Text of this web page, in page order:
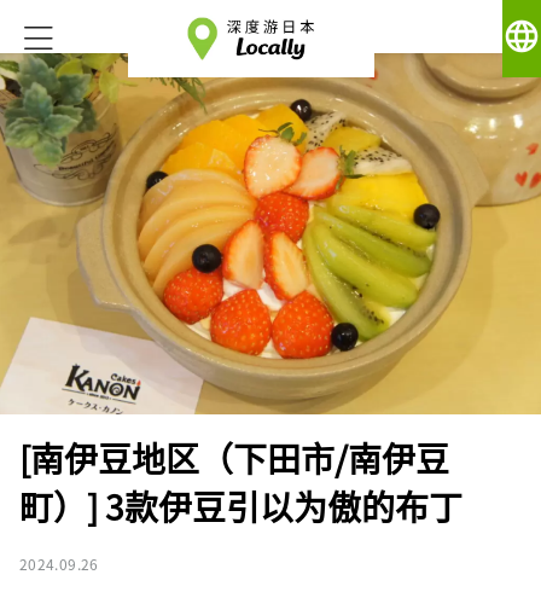
language
[南伊豆地区（下田市/南伊豆
町）] 3款伊豆引以为傲的布丁
2024.09.26